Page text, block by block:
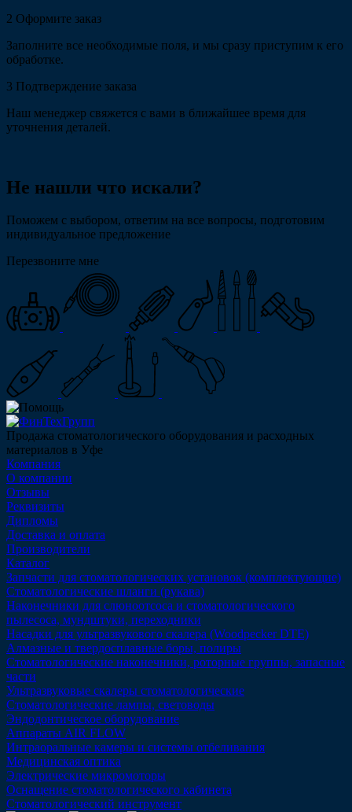
2 Оформите заказ
Заполните все необходимые поля, и мы сразу приступим к его
обработке.
3 Подтверждение заказа
Наш менеджер свяжется с вами в ближайшее время для
уточнения деталей.
Не нашли что искали?
Поможем с выбором, ответим на все вопросы, подготовим
индивидуальное предложение
Перезвоните мне
Продажа стоматологического оборудования и расходных
материалов в Уфе
Компания
О компании
Отзывы
Реквизиты
Дипломы
Доставка и оплата
Производители
Каталог
Запчасти для стоматологических установок (комплектующие)
Стоматологические шланги (рукава)
Наконечники для слюноотсоса и стоматологического
пылесоса, мундштуки, переходники
Насадки для ультразвукового скалера (Woodpecker DTE)
Алмазные и твердосплавные боры, полиры
Стоматологические наконечники, роторные группы, запасные
части
Ультразвуковые скалеры стоматологические
Стоматологические лампы, световоды
Эндодонтическое оборудование
Аппараты AIR FLOW
Интраоральные камеры и системы отбеливания
Медицинская оптика
Электрические микромоторы
Оснащение стоматологического кабинета
Стоматологический инструмент